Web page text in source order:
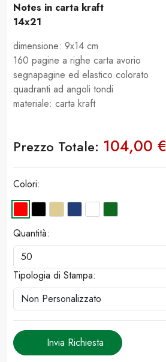
Notes in carta kraft
14x21
dimensione: 9x14 cm
160 pagine a righe carta avorio
segnapagine ed elastico colorato
quadranti ad angoli tondi
materiale: carta kraft
Prezzo Totale: 104,00 €
Colori:
Quantità:
Tipologia di Stampa:
Invia Richiesta